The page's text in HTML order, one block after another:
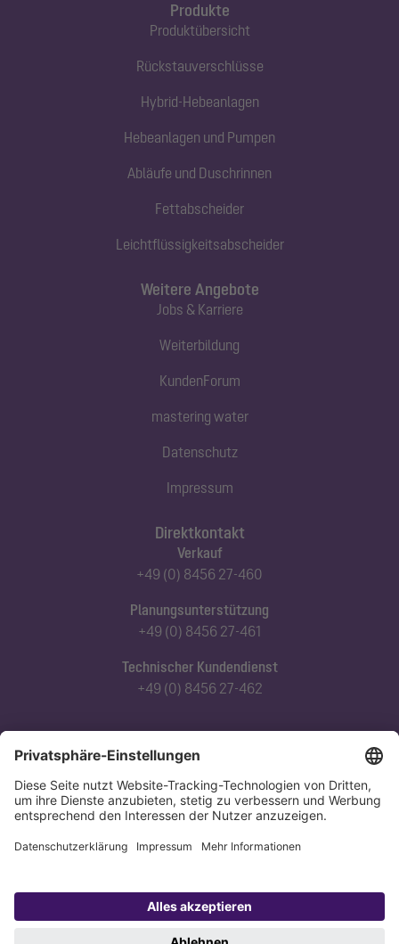
Produkte
Produktübersicht
Rückstauverschlüsse
Hybrid-Hebeanlagen
Hebeanlagen und Pumpen
Abläufe und Duschrinnen
Fettabscheider
Leichtflüssigkeitsabscheider
Direktkontakt
Verkauf
+49 (0) 8456 27-460
Planungsunterstützung
+49 (0) 8456 27-461
Technischer Kundendienst
+49 (0) 8456 27-462
Abonnieren Sie unseren Newsletter
Jetzt anmelden
Weitere Angebote
Jobs & Karriere
Weiterbildung
KundenForum
mastering water
Datenschutz
Impressum
Datenschutz Impressum